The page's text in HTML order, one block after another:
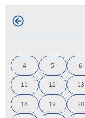
4 5 6
11 12 13
18 19 20